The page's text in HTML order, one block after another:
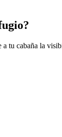
tu cabaña la